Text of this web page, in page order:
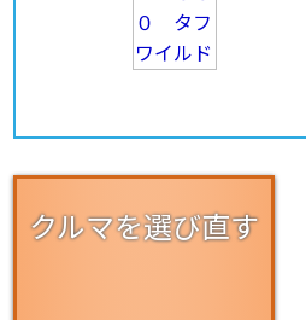
クルマを選び直す